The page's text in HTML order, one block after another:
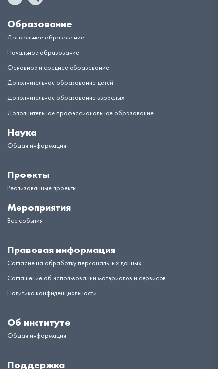
Образование
Дошкольное образование
Начальное образование
Основное и среднее образование
Дополнительное образование детей
Дополнительное образование взрослых
Дополнительное профессиональное образование
Наука
Общая информация
Проекты
Реализованные проекты
Мероприятия
Все события
Правовая информация
Согласие на обработку персональных данных
Соглашение об использовании материалов и сервисов
Политика конфиденциальности
Об институте
Общая информация
Поддержка